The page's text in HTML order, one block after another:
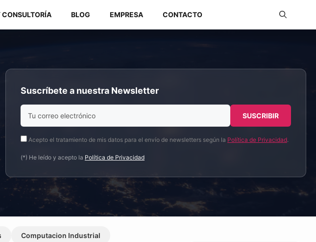
Redes Industriales
CONSULTORÍA BLOG EMPRESA CONTACTO
Suscríbete a nuestra Newsletter
Acepto el tratamiento de mis datos para el envío de newsletters según la Política de Privacidad.
(*) He leído y acepto la Política de Privacidad
Computacion Industrial